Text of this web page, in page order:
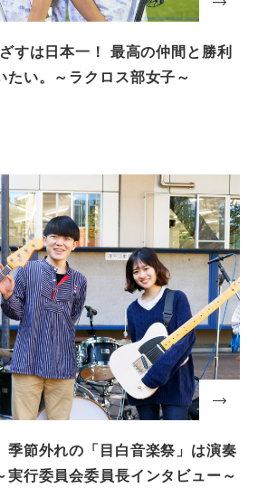
すは日本一！ 最高の仲間と勝利
たい。～ラクロス部女子～
季節外れの「目白音楽祭」は演奏
実行委員会委員長インタビュー～